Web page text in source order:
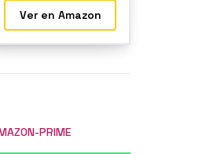
Ver en Amazon
PRIME